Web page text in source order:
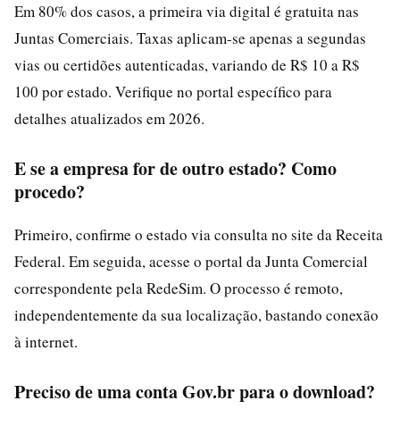
Em 80% dos casos, a primeira via digital é gratuita nas
Juntas Comerciais. Taxas aplicam-se apenas a segundas
vias ou certidões autenticadas, variando de R$ 10 a R$
100 por estado. Verifique no portal específico para
detalhes atualizados em 2026.
E se a empresa for de outro estado? Como
procedo?
Primeiro, confirme o estado via consulta no site da Receita
Federal. Em seguida, acesse o portal da Junta Comercial
correspondente pela RedeSim. O processo é remoto,
independentemente da sua localização, bastando conexão
à internet.
Preciso de uma conta Gov.br para o download?